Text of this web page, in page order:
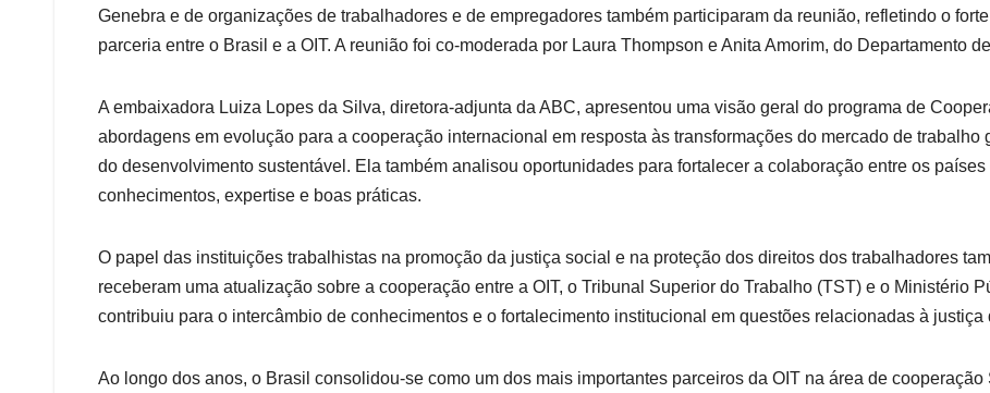
Genebra e de organizações de trabalhadores e de empregadores também participaram da reunião, refletindo o
parceria entre o Brasil e a OIT. A reunião foi co-moderada por Laura Thompson e Anita Amorim, do Departamento
A embaixadora Luiza Lopes da Silva, diretora-adjunta da ABC, apresentou uma visão geral do programa de
abordagens em evolução para a cooperação internacional em resposta às transformações do mercado de
do desenvolvimento sustentável. Ela também analisou oportunidades para fortalecer a colaboração entre os
conhecimentos, expertise e boas práticas.
O papel das instituições trabalhistas na promoção da justiça social e na proteção dos direitos dos trabalhadores
receberam uma atualização sobre a cooperação entre a OIT, o Tribunal Superior do Trabalho (TST) e o Ministério
contribuiu para o intercâmbio de conhecimentos e o fortalecimento institucional em questões relacionadas à justiça
Ao longo dos anos, o Brasil consolidou-se como um dos mais importantes parceiros da OIT na área de